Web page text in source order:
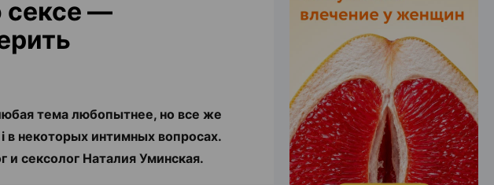
сексе —
тема любопытнее, но все же
в некоторых интимных вопросах.
и сексолог Наталия Уминская.
ЭФФЕКТИВНАЯ РЕКЛАМА НА САЙТЕ